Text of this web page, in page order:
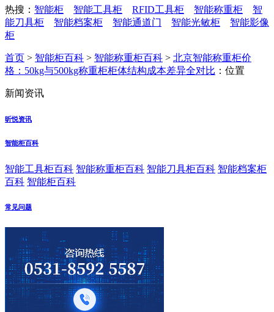
热搜： 智能柜 智能工具柜 RFID工具柜 智能称重柜
智
能刀具柜
智能档案柜 智能通道门 智能光敏柜
智能影像
柜
首页 > 智能柜百科 > 智能称重柜百科 > 北京智能称重柜价
格：50kg与500kg称重柜柜体结构成本差异全对比 ：位置
新闻资讯
昕悦资讯
智能柜百科
智能工具柜百科 智能称重柜百科 智能刀具柜百科 智能档案柜
百科 智能柜百科
常见问题